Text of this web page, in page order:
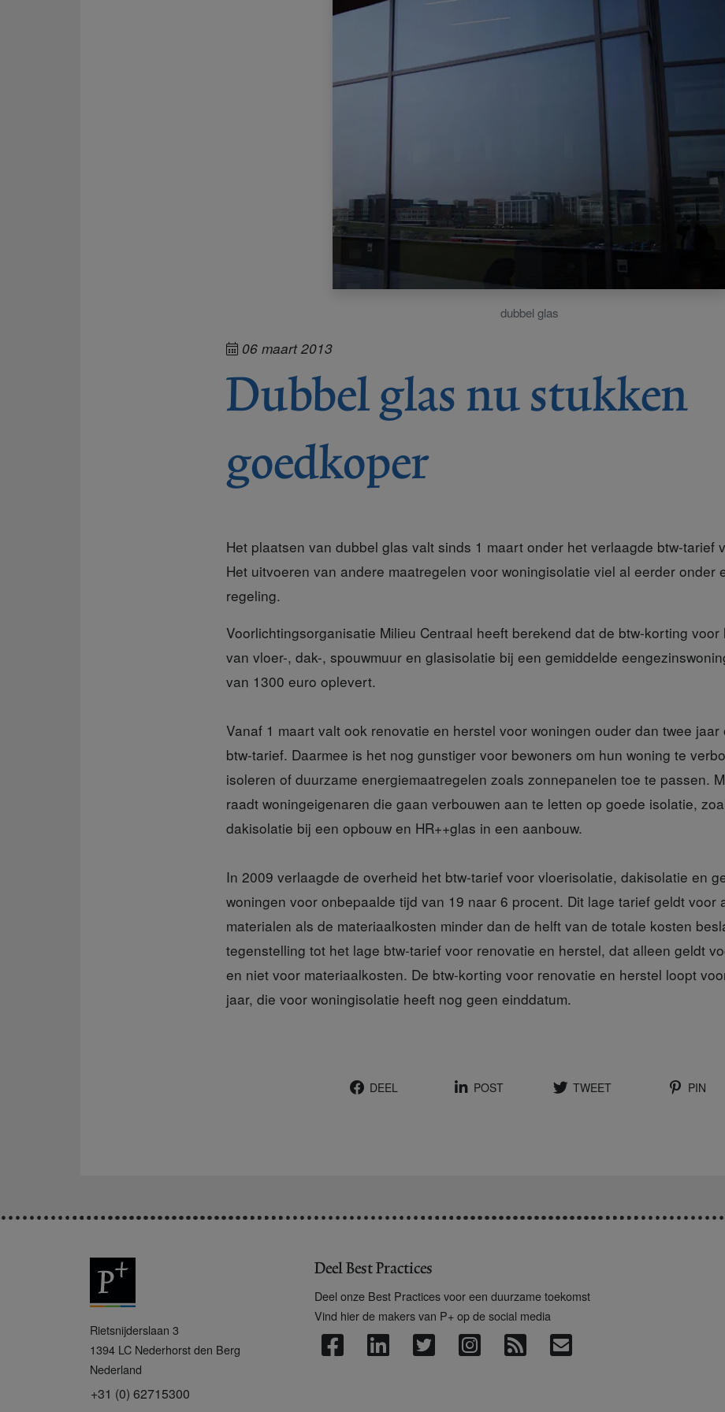
dubbel glas
06 maart 2013
Dubbel glas nu stukken
goedkoper
Het plaatsen van dubbel glas valt sinds 1 maart onder het verlaagde btw-tarief
Het uitvoeren van andere maatregelen voor woningisolatie viel al eerder onder
regeling.
Voorlichtingsorganisatie Milieu Centraal heeft berekend dat de btw-korting voor
van vloer-, dak-, spouwmuur en glasisolatie bij een gemiddelde
van 1300 euro oplevert.
Vanaf 1 maart valt ook renovatie en herstel voor woningen ouder dan twee jaar
btw-tarief. Daarmee is het nog gunstiger voor bewoners om hun woning te
isoleren of duurzame energiemaatregelen zoals zonnepanelen toe te passen.
raadt woningeigenaren die gaan verbouwen aan te letten op goede isolatie,
dakisolatie bij een opbouw en HR++glas in een aanbouw.
In 2009 verlaagde de overheid het btw-tarief voor vloerisolatie, dakisolatie en
woningen voor onbepaalde tijd van 19 naar 6 procent. Dit lage tarief geldt voor
materialen als de materiaalkosten minder dan de helft van de totale kosten
tegenstelling tot het lage btw-tarief voor renovatie en herstel, dat alleen geldt
en niet voor materiaalkosten. De btw-korting voor renovatie en herstel loopt
jaar, die voor woningisolatie heeft nog geen einddatum.
DEEL POST TWEET PIN
+
Rietsnijderslaan 3
1394 LC Nederhorst den Berg
Nederland
+31 (0) 62715300
Deel Best Practices
Deel onze Best Practices voor een duurzame toekomst
Vind hier de makers van P+ op de social media